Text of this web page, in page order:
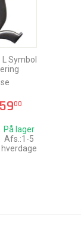
Symbol
5900
På lager
Afs.:1-5
hverdage